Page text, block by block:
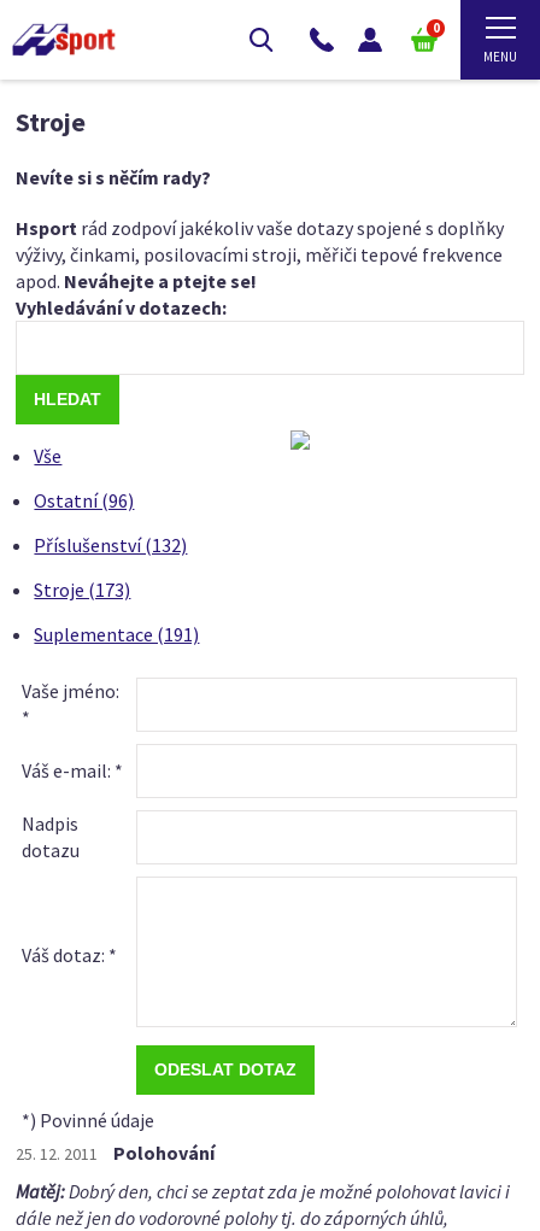
0
Stroje
Nevíte si s něčím rady?
Hsport rád zodpoví jakékoliv vaše dotazy spojené s doplňky
výživy, činkami, posilovacími stroji, měřiči tepové frekvence
apod. Neváhejte a ptejte se!
Vyhledávání v dotazech:
Vše
Ostatní (96)
Příslušenství (132)
Stroje (173)
Suplementace (191)
Vaše jméno:
*
Váš e-mail: *
Nadpis
dotazu
Váš dotaz: *
*) Povinné údaje
25. 12. 2011
Polohování
Matěj:Dobrý den, chci se zeptat zda je možné polohovat lavici i
dále než jen do vodorovné polohy tj. do záporných úhlů,